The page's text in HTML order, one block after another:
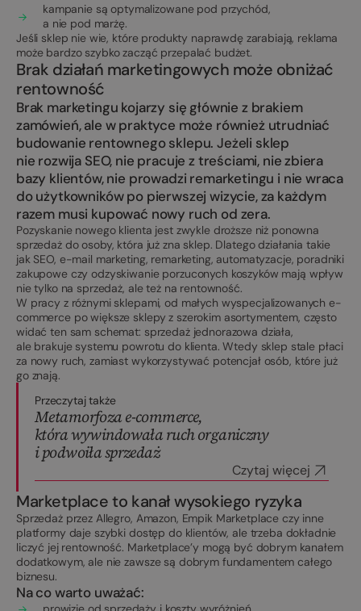
kampanie są optymalizowane pod przychód,
a nie pod marżę.
Jeśli sklep nie wie, które produkty naprawdę zarabiają, reklama
może bardzo szybko zacząć przepalać budżet.
Brak działań marketingowych może obniżać
rentowność
Brak marketingu kojarzy się głównie z brakiem
zamówień, ale w praktyce może również utrudniać
budowanie rentownego sklepu. Jeżeli sklep
nie rozwija SEO, nie pracuje z treściami, nie zbiera
bazy klientów, nie prowadzi remarketingu i nie wraca
do użytkowników po pierwszej wizycie, za każdym
razem musi kupować nowy ruch od zera.
Pozyskanie nowego klienta jest zwykle droższe niż ponowna
sprzedaż do osoby, która już zna sklep. Dlatego działania takie
jak SEO, e-mail marketing, remarketing, automatyzacje, poradniki
zakupowe czy odzyskiwanie porzuconych koszyków mają wpływ
nie tylko na sprzedaż, ale też na rentowność.
W pracy z różnymi sklepami, od małych wyspecjalizowanych e-
commerce po większe sklepy z szerokim asortymentem, często
widać ten sam schemat: sprzedaż jednorazowa działa,
ale brakuje systemu powrotu do klienta. Wtedy sklep stale płaci
za nowy ruch, zamiast wykorzystywać potencjał osób, które już
go znają.
Przeczytaj także
Metamorfoza e-commerce,
która wywindowała ruch organiczny
i podwoiła sprzedaż
Czytaj więcej
Marketplace to kanał wysokiego ryzyka
Sprzedaż przez Allegro, Amazon, Empik Marketplace czy inne
platformy daje szybki dostęp do klientów, ale trzeba dokładnie
liczyć jej rentowność. Marketplace’y mogą być dobrym kanałem
dodatkowym, ale nie zawsze są dobrym fundamentem całego
biznesu.
Na co warto uważać: